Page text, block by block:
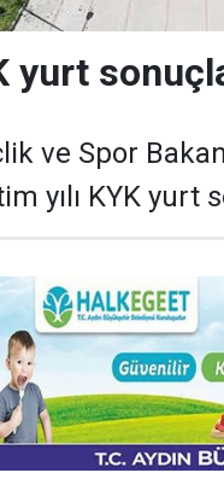
yurt
ve Spor
yılı KYK yurt